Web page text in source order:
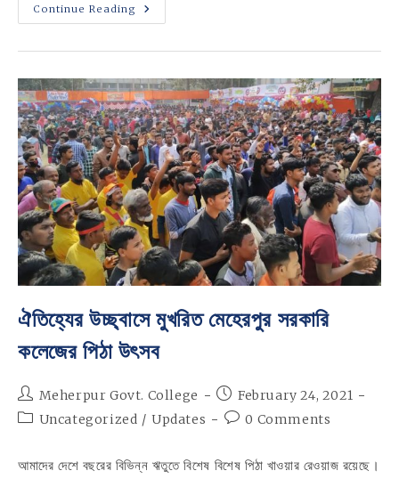
Continue Reading মেহেরপুর
সরকারি
শেখ
উদ্বোধন
ঐতিহ্যের উচ্ছ্বাসে মুখরিত মেহেরপুর সরকারি
কলেজের পিঠা উৎসব
Post
author:
Meherpur Govt. College
Post
published:
February 24, 2021
PostUncategorized / Updates
Post0 Comments
আমাদের দেশে বছরের বিভিন্ন ঋতুতে বিশেষ বিশেষ পিঠা খাওয়ার রেওয়াজ রয়েছে।